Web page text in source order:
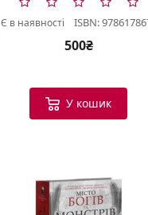
Є в наявності ISBN:
500₴
У кошик